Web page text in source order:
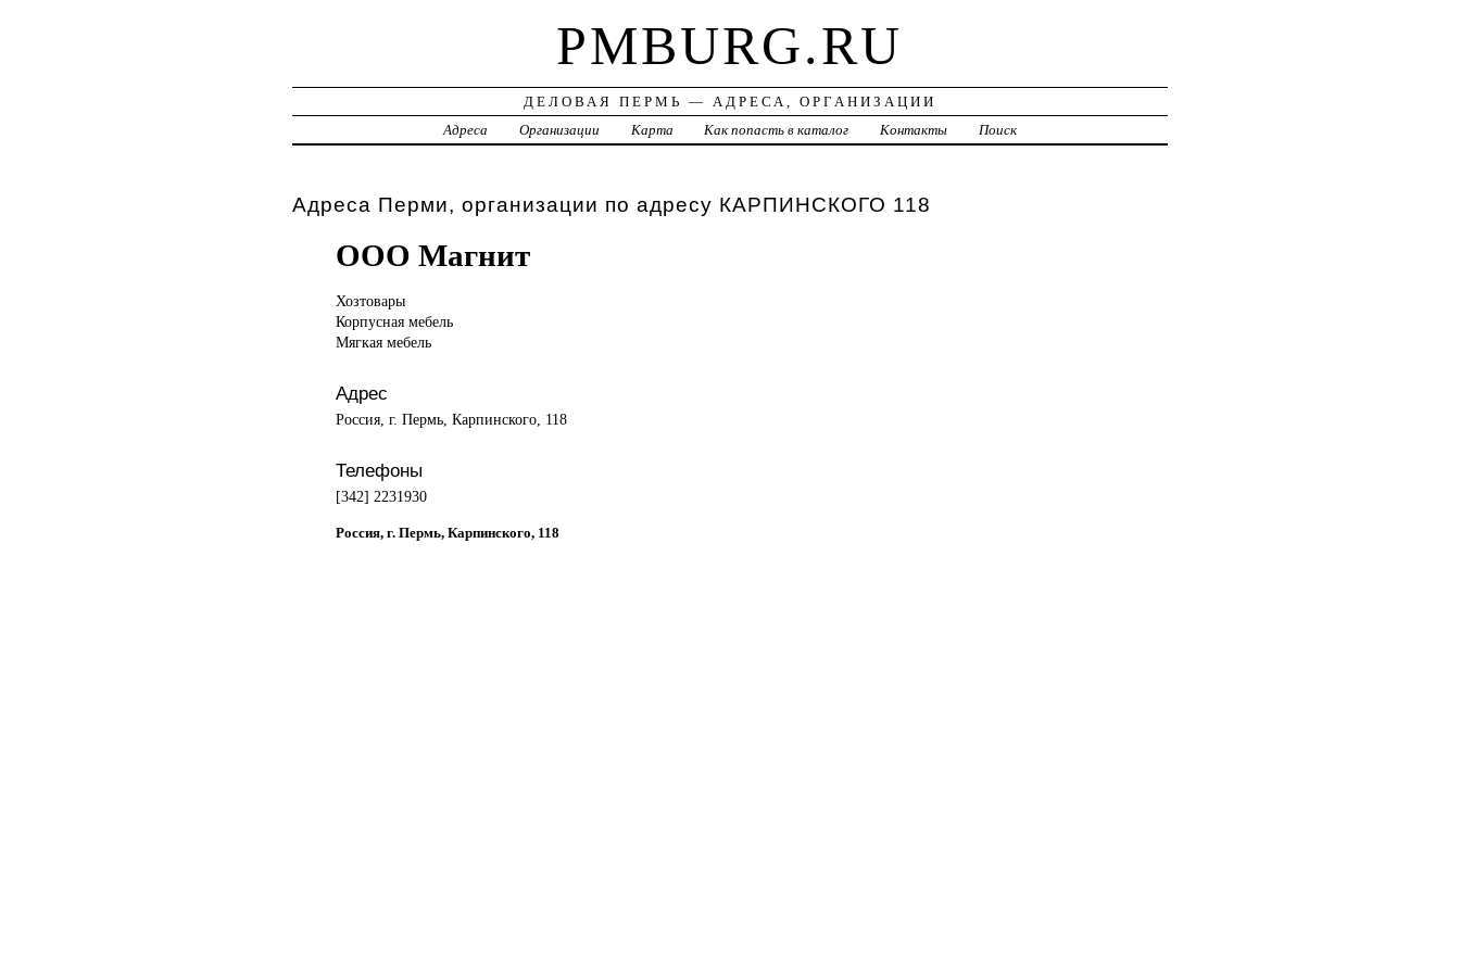
PMBURG.RU
ДЕЛОВАЯ ПЕРМЬ — АДРЕСА, ОРГАНИЗАЦИИ
Адреса
Организации Карта Как попасть в каталог Контакты Поиск
Адреса Перми, организации по адресу КАРПИНСКОГО 118
ООО Магнит
Хозтовары
Корпусная мебель
Мягкая мебель
Адрес
Россия, г. Пермь, Карпинского, 118
Телефоны
[342] 2231930
Россия, г. Пермь, Карпинского, 118